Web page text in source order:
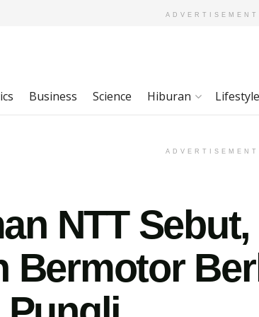
ADVERTISEMENT
Business Science Hiburan Lifestyle
ADVERTISEMENT
NTT
Bermotor